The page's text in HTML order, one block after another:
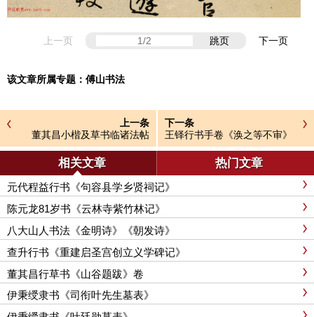
上一页 跳页 下一页
该文章所属专题： 傅山书法
上一条
董其昌小楷及草书临诸法帖
下一条
王铎行书手卷《涣之等不审》
相关文章 热门文章
元代程益行书《句容县学乡贤祠记》
陈元龙81岁书《云林寺紫竹林记》
八大山人书法《金明诗》《朝发诗》
查升行书《重建启圣宫创立义学碑记》
董其昌行草书《山谷题跋》卷
伊秉绶隶书《司衔叶先生墓表》